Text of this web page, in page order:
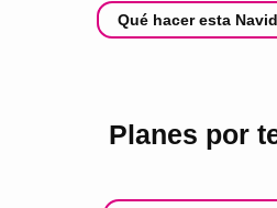
Qué hacer esta
Planes por